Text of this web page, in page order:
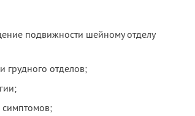
подвижности шейному отделу
отделов;